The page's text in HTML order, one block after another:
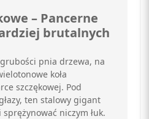
– Pancerne
brutalnych
pnia drzewa, na
koła
szczękowej. Pod
ten stalowy gigant
niczym łuk.